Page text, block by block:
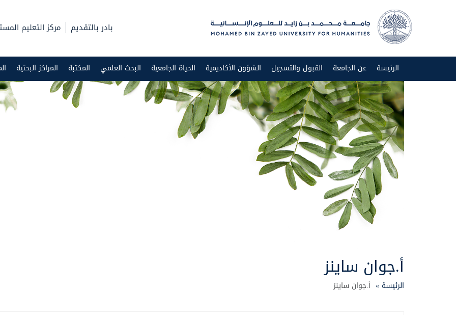
بادر بالتقديم مركز التعليم
الرئيسة عن الجامعة القبول والتسجيل الشؤون الأكاديمية الحياة الجامعية البحث العلمي المكتبة المراكز البحثية
أ.جوان ساينز
الرئيسة » أ.جوان ساينز